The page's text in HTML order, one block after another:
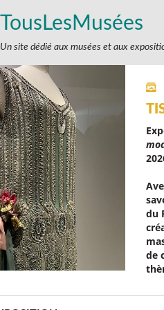
TousLesMusées
Un site dédié aux musées et aux
du
de